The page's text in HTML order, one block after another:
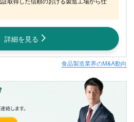
詳細を見る
食品製造業界のM&A動向